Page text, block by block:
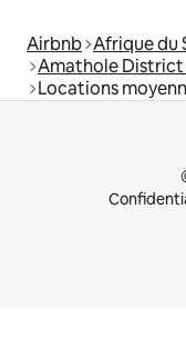
Airbnb Afrique du
Amathole
Locations